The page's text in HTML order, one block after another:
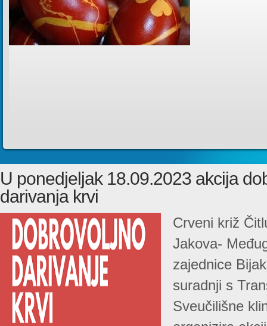
U ponedjeljak 18.09.2023 akcija
darivanja krvi
Crveni križ
Jakova-
zajednice
suradnji s
Sveučilišne